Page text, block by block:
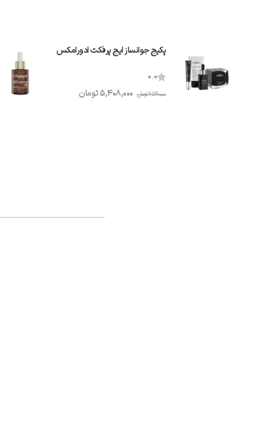
پکیج جوانساز ایج پرفکت ادورامکس
0.0
6,760,000تومان 5,408,000تومان